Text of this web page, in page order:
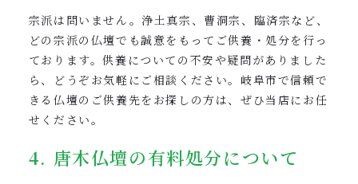
宗派は問いません。浄土真宗、曹洞宗、臨済宗など、
どの宗派の仏壇でも誠意をもってご供養・処分を行っ
ております。供養についての不安や疑問がありました
ら、どうぞお気軽にご相談ください。岐阜市で信頼で
きる仏壇のご供養先をお探しの方は、ぜひ当店にお任
せください。
4. 唐木仏壇の有料処分について